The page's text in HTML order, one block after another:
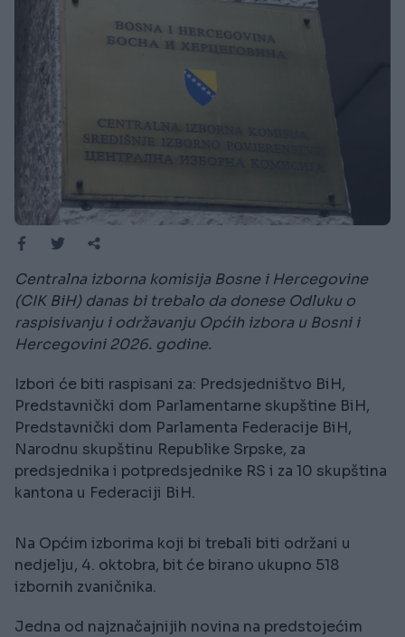
Centralna izborna komisija Bosne i Hercegovine
(CIK BiH) danas bi trebalo da donese Odluku o
raspisivanju i održavanju Općih izbora u Bosni i
Hercegovini 2026. godine.
Izbori će biti raspisani za: Predsjedništvo BiH,
Predstavnički dom Parlamentarne skupštine BiH,
Predstavnički dom Parlamenta Federacije BiH,
Narodnu skupštinu Republike Srpske, za
predsjednika i potpredsjednike RS i za 10 skupština
kantona u Federaciji BiH.
Na Općim izborima koji bi trebali biti održani u
nedjelju, 4. oktobra, bit će birano ukupno 518
izbornih zvaničnika.
Jedna od najznačajnijih novina na predstojećim